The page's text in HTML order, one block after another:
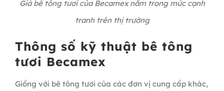
Giá bê tông tươi của Becamex nằm trong mức cạnh
tranh trên thị trường
Thông số kỹ thuật bê tông
tươi Becamex
Giống với bê tông tươi của các đơn vị cung cấp khác,